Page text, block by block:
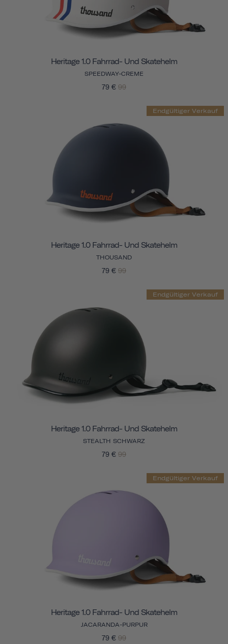
Heritage 1.0 Fahrrad- Und Skatehelm
SPEEDWAY-CREME
79 € 99
Endgültiger Verkauf
Heritage 1.0 Fahrrad- Und Skatehelm
THOUSAND
79 € 99
Endgültiger Verkauf
Heritage 1.0 Fahrrad- Und Skatehelm
STEALTH SCHWARZ
79 € 99
Endgültiger Verkauf
Heritage 1.0 Fahrrad- Und Skatehelm
JACARANDA-PURPUR
79 € 99